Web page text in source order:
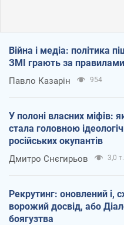
Війна і медіа: політика
ЗМІ грають за
Павло Казарін 954
У полоні власних міфів:
стала головною
російських окупантів
Дмитро Снєгирьов 3,0 т.
Рекрутинг: оновлений і,
ворожий досвід, або
боягузтва